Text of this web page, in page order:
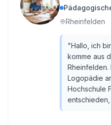
Rheinfelden
"Hallo, ich
komme aus
Rheinfelden.
Logopädie
Hochschule
entschieden,